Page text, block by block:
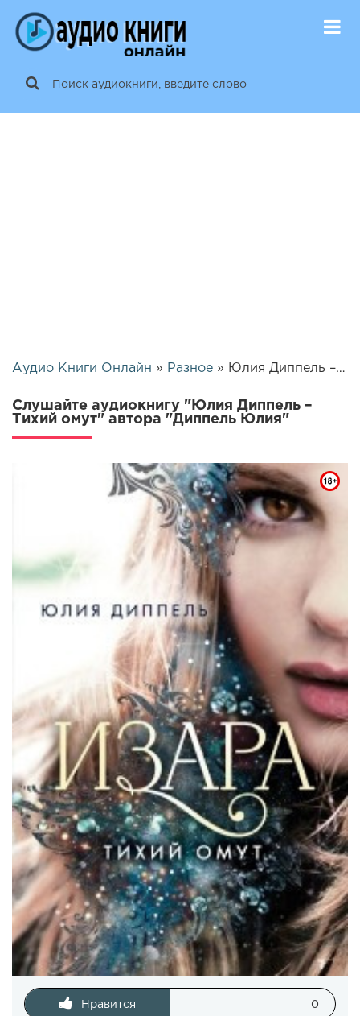
Аудио Книги Онлайн » Разное » Юлия Диппель – Тихий омут | 25440
Слушайте аудиокнигу "Юлия Диппель –
Тихий омут" автора "Диппель Юлия"
Нравится 0